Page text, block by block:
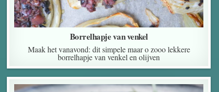
Borrelhapje van venkel
Maak het vanavond: dit simpele maar o zooo lekkere
borrelhapje van venkel en olijven